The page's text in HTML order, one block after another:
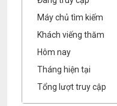
Máy chủ tìm kiếm
Khách viếng thăm
Hôm nay
Tháng hiện tại
Tổng lượt truy cập